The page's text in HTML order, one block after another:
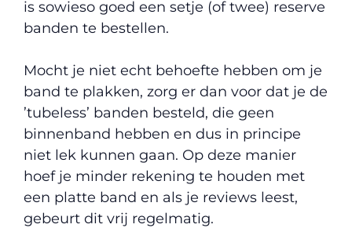
is sowieso goed een setje (of twee) reserve
banden te bestellen.
Mocht je niet echt behoefte hebben om je
band te plakken, zorg er dan voor dat je de
’tubeless’ banden besteld, die geen
binnenband hebben en dus in principe
niet lek kunnen gaan. Op deze manier
hoef je minder rekening te houden met
een platte band en als je reviews leest,
gebeurt dit vrij regelmatig.